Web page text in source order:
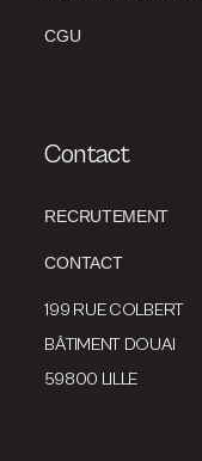
CGU
Contact
RECRUTEMENT
CONTACT
199 RUE COLBERT
BÂTIMENT DOUAI
59800 LILLE